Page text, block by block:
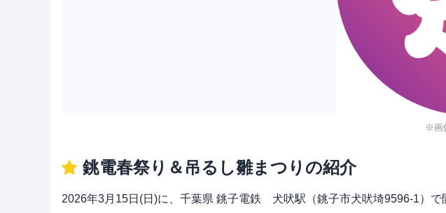
※画
銚電春祭り＆吊るし雛まつりの紹介
2026年3月15日(日)に、千葉県 銚子電鉄 犬吠駅（銚子市犬吠埼9596-1）で